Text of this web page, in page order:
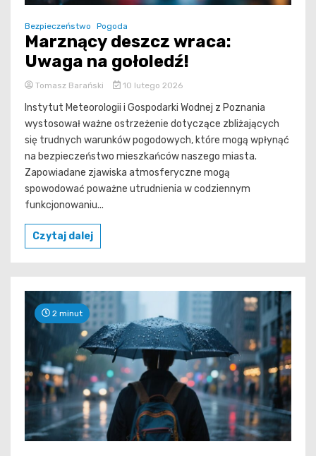
Bezpieczeństwo Pogoda
Marznący deszcz wraca:
Uwaga na gołoledź!
Tomasz Barański 10 lutego 2026
Instytut Meteorologii i Gospodarki Wodnej z Poznania
wystosował ważne ostrzeżenie dotyczące zbliżających
się trudnych warunków pogodowych, które mogą wpłynąć
na bezpieczeństwo mieszkańców naszego miasta.
Zapowiadane zjawiska atmosferyczne mogą
spowodować poważne utrudnienia w codziennym
funkcjonowaniu...
Czytaj dalej
2 minut